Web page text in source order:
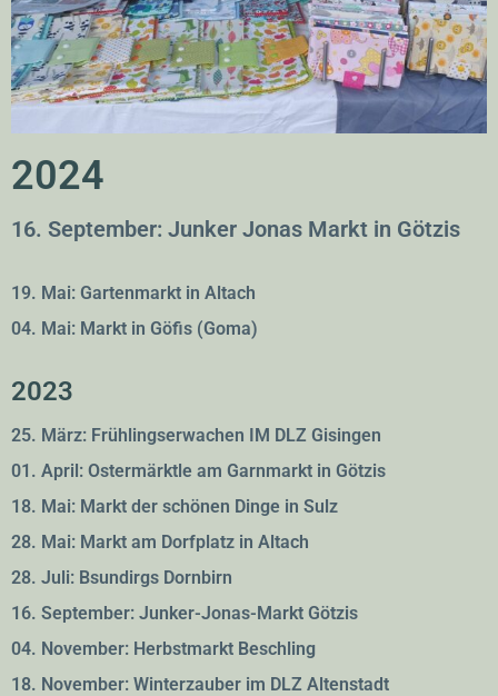
2024
16. September: Junker Jonas Markt in Götzis
19. Mai: Gartenmarkt in Altach
04. Mai: Markt in Göfis (Goma)
2023
25. März: Frühlingserwachen IM DLZ Gisingen
01. April: Ostermärktle am Garnmarkt in Götzis
18. Mai: Markt der schönen Dinge in Sulz
28. Mai: Markt am Dorfplatz in Altach
28. Juli: Bsundirgs Dornbirn
16. September: Junker-Jonas-Markt Götzis
04. November: Herbstmarkt Beschling
18. November: Winterzauber im DLZ Altenstadt